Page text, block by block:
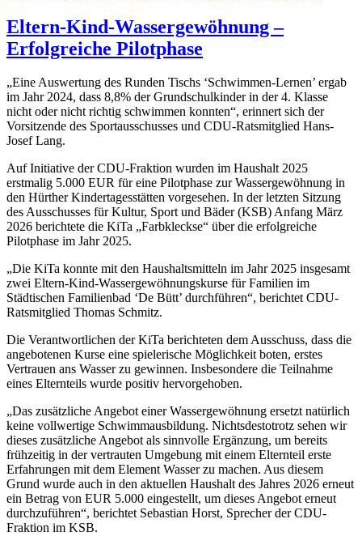
Eltern-Kind-Wassergewöhnung –
Erfolgreiche Pilotphase
„Eine Auswertung des Runden Tischs ‘Schwimmen-Lernen’ ergab
im Jahr 2024, dass 8,8% der Grundschulkinder in der 4. Klasse
nicht oder nicht richtig schwimmen konnten“, erinnert sich der
Vorsitzende des Sportausschusses und CDU-Ratsmitglied Hans-
Josef Lang.
Auf Initiative der CDU-Fraktion wurden im Haushalt 2025
erstmalig 5.000 EUR für eine Pilotphase zur Wassergewöhnung in
den Hürther Kindertagesstätten vorgesehen. In der letzten Sitzung
des Ausschusses für Kultur, Sport und Bäder (KSB) Anfang März
2026 berichtete die KiTa „Farbkleckse“ über die erfolgreiche
Pilotphase im Jahr 2025.
„Die KiTa konnte mit den Haushaltsmitteln im Jahr 2025 insgesamt
zwei Eltern-Kind-Wassergewöhnungskurse für Familien im
Städtischen Familienbad ‘De Bütt’ durchführen“, berichtet CDU-
Ratsmitglied Thomas Schmitz.
Die Verantwortlichen der KiTa berichteten dem Ausschuss, dass die
angebotenen Kurse eine spielerische Möglichkeit boten, erstes
Vertrauen ans Wasser zu gewinnen. Insbesondere die Teilnahme
eines Elternteils wurde positiv hervorgehoben.
„Das zusätzliche Angebot einer Wassergewöhnung ersetzt natürlich
keine vollwertige Schwimmausbildung. Nichtsdestotrotz sehen wir
dieses zusätzliche Angebot als sinnvolle Ergänzung, um bereits
frühzeitig in der vertrauten Umgebung mit einem Elternteil erste
Erfahrungen mit dem Element Wasser zu machen. Aus diesem
Grund wurde auch in den aktuellen Haushalt des Jahres 2026 erneut
ein Betrag von EUR 5.000 eingestellt, um dieses Angebot erneut
durchzuführen“, berichtet Sebastian Horst, Sprecher der CDU-
Fraktion im KSB.